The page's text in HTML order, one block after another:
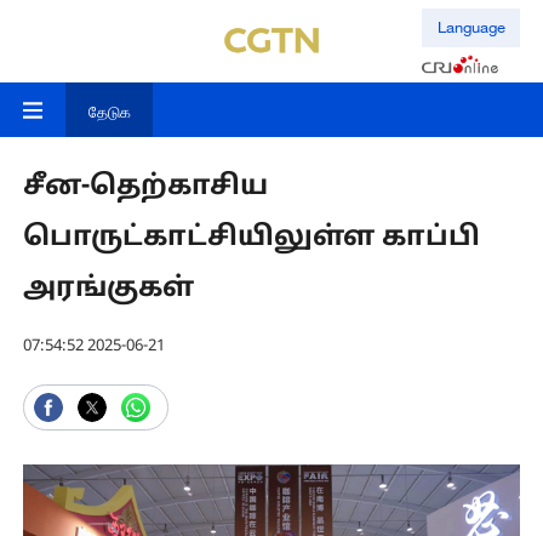
Language
தேடுக
சீன-தெற்காசிய
பொருட்காட்சியிலுள்ள காப்பி
அரங்குகள்
07:54:52 2025-06-21